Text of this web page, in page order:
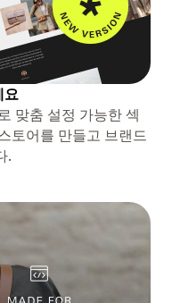
맞춤 설정 가능한 섹
토어를 만들고 브랜드
.